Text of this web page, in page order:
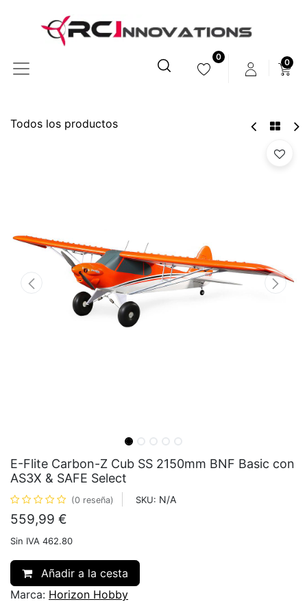
0
0
Todos los productos
E-Flite Carbon-Z Cub SS 2150mm BNF Basic con
AS3X & SAFE Select
(0 reseña) SKU: N/A
559,99 €
Sin IVA 462.80
Añadir a la cesta
Marca: Horizon Hobby